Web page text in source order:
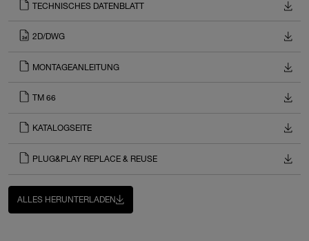
TECHNISCHES DATENBLATT
2D/DWG
MONTAGEANLEITUNG
TM 66
KATALOGSEITE
PLUG&PLAY REPLACE & REUSE
ALLES HERUNTERLADEN